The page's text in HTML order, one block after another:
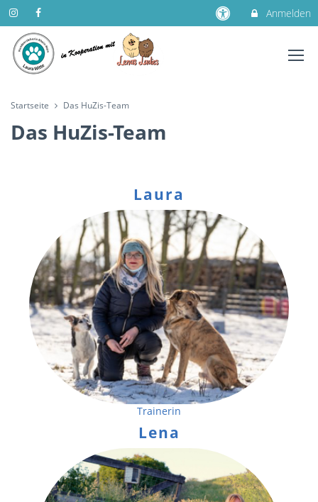
Anmelden
Startseite Das HuZis-Team
Das HuZis-Team
Laura
Trainerin
Lena